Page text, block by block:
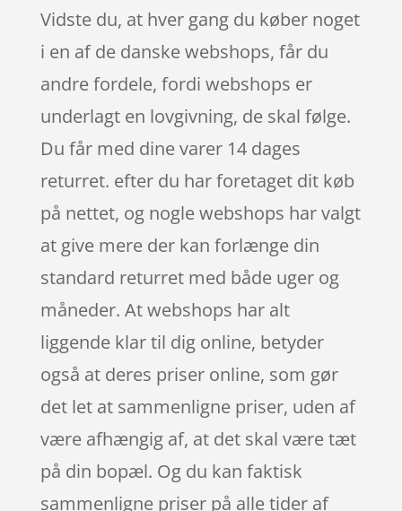
Vidste du, at hver gang du køber noget
i en af de danske webshops, får du
andre fordele, fordi webshops er
underlagt en lovgivning, de skal følge.
Du får med dine varer 14 dages
returret. efter du har foretaget dit køb
på nettet, og nogle webshops har valgt
at give mere der kan forlænge din
standard returret med både uger og
måneder. At webshops har alt
liggende klar til dig online, betyder
også at deres priser online, som gør
det let at sammenligne priser, uden af
være afhængig af, at det skal være tæt
på din bopæl. Og du kan faktisk
sammenligne priser på alle tider af